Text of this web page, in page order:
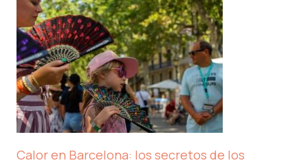
Calor en Barcelona: los secretos de los